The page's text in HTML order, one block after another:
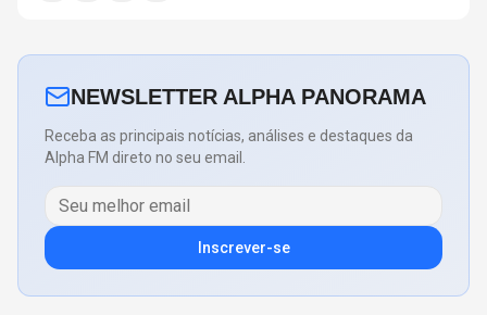
NEWSLETTER ALPHA PANORAMA
Receba as principais notícias, análises e destaques da
Alpha FM direto no seu email.
Inscrever-se